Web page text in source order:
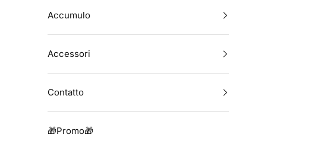
Accumulo
Accessori
Contatto
🎁Promo🎁